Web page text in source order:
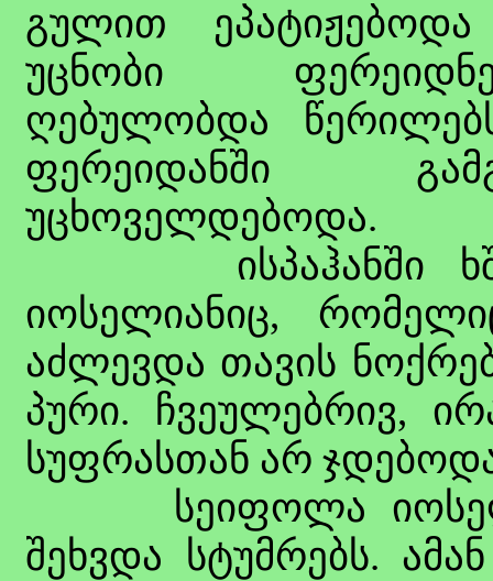
გულით
უცნობი
ღებულობდა
ფერეიდანში
უცხოველდებოდა.
ისპაჰანში
იოსელიანიც,
აძლევდა თავის
პური. ჩვეულებრივ,
სუფრასთან არ
სეიფოლა
შეხვდა სტუმრებს.